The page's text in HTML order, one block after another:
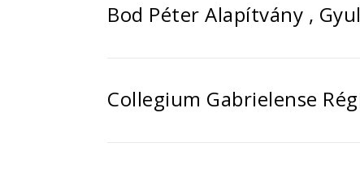
Bod Péter Alapítvány ,
Collegium Gabrielense